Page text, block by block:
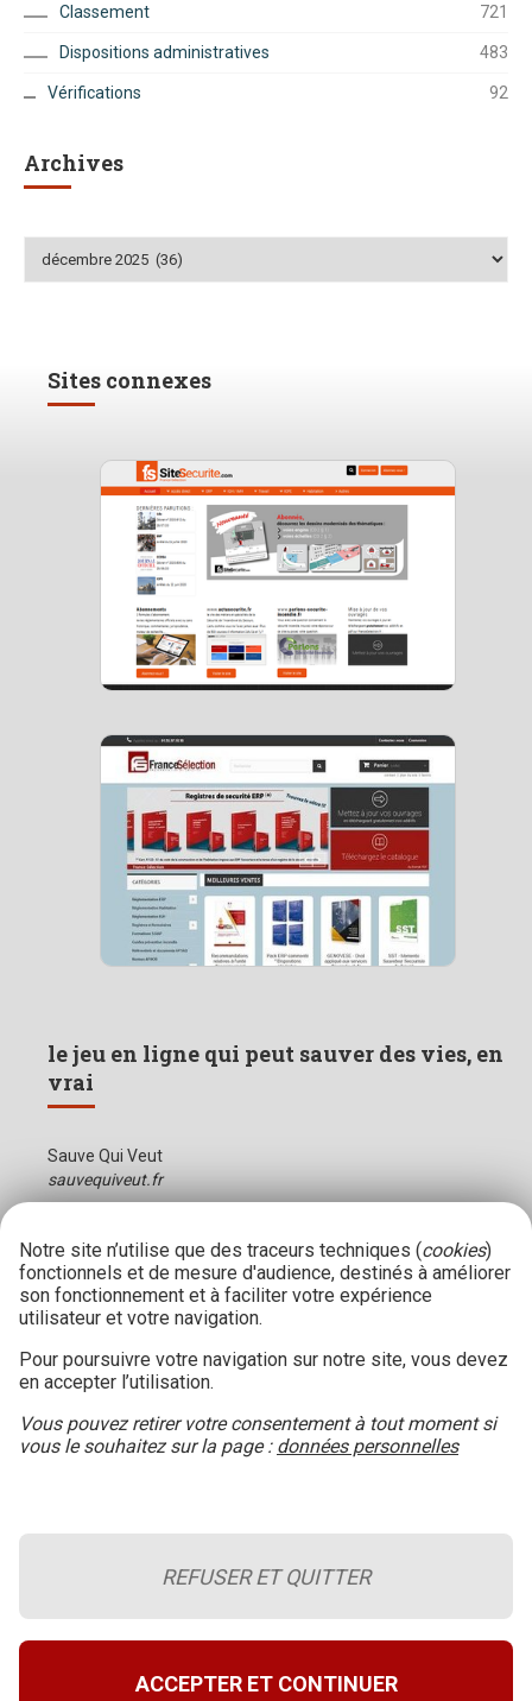
Classement 721
Dispositions administratives 483
Vérifications 92
Archives
Archives
Sites connexes
le jeu en ligne qui peut sauver des vies, en
vrai
Sauve Qui Veut
sauvequiveut.fr
Le blog de la sécurité incendie
A propos du site
Conditions générales d’utilisation
Notre site n’utilise que des traceurs techniques (cookies)
fonctionnels et de mesure d'audience, destinés à améliorer
son fonctionnement et à faciliter votre expérience
utilisateur et votre navigation.
Pour poursuivre votre navigation sur notre site, vous devez
en accepter l’utilisation.
Vous pouvez retirer votre consentement à tout moment si
vous le souhaitez sur la page : données personnelles
REFUSER ET QUITTER
ACCEPTER ET CONTINUER